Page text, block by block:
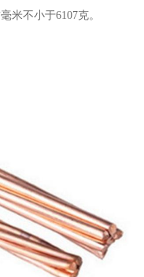
米不小于6107克。